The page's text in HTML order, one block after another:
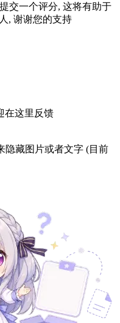
交一个评分, 这将有助于
, 谢谢您的支持
在这里反馈
隐藏图片或者文字 (目前